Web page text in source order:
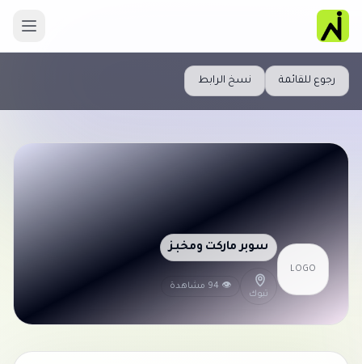
رجوع للقائمة نسخ الرابط
LOGO
سوبر ماركت ومخبز
تبوك
👁 94 مشاهدة